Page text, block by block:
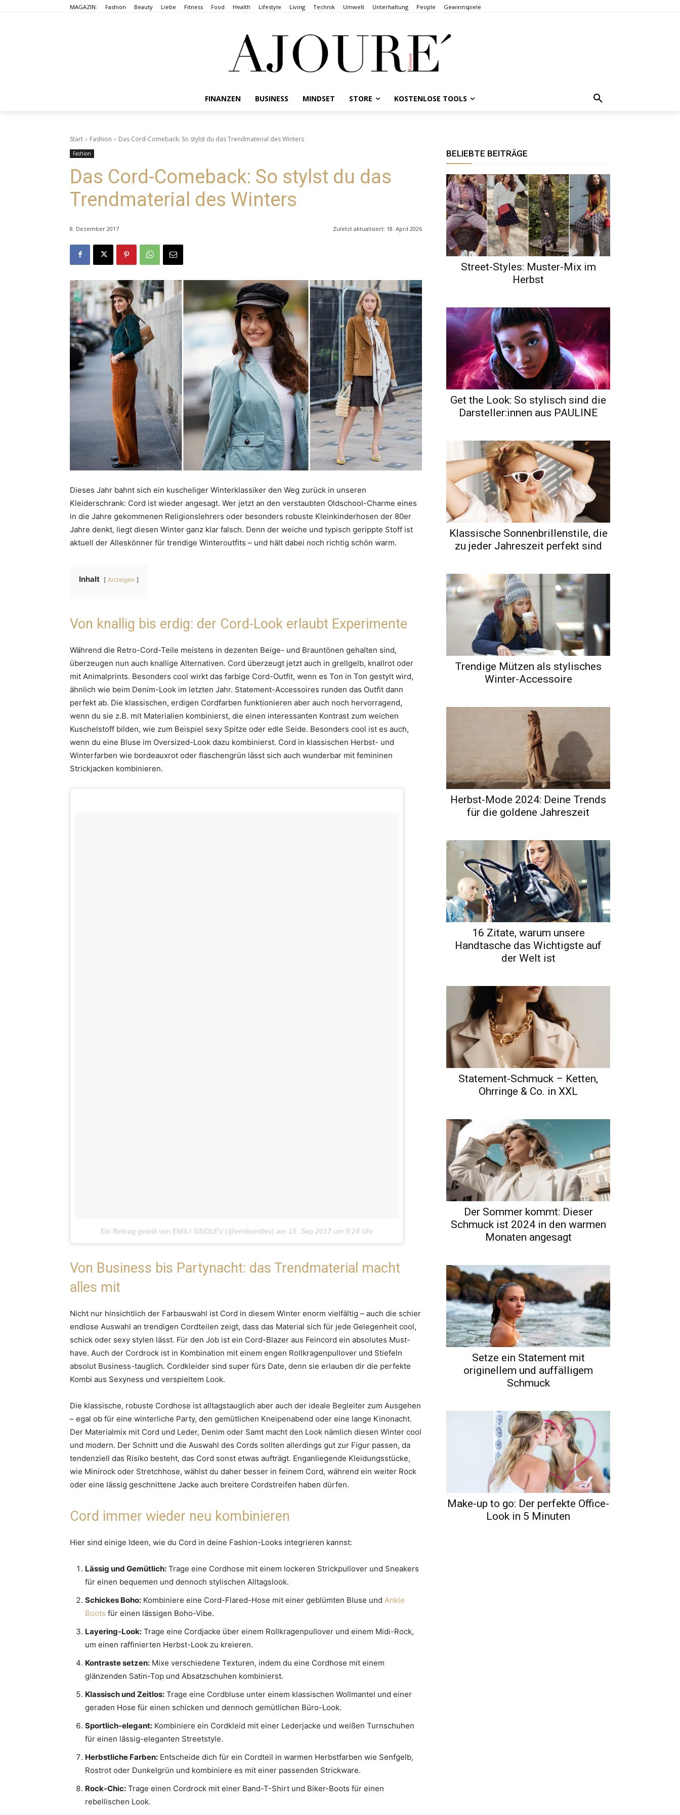
MAGAZIN: Fashion Beauty Liebe Fitness Food Health Lifestyle Living Technik Umwelt Unterhaltung People Gewinnspiele
FINANZEN BUSINESS MINDSET STORE KOSTENLOSE TOOLS
Start Fashion Das Cord-Comeback: So stylst du das Trendmaterial des Winters
Fashion
Das Cord-Comeback: So stylst du das
Trendmaterial des Winters
8. Dezember 2017 Zuletzt aktualisiert: 18. April 2026
Dieses Jahr bahnt sich ein kuscheliger Winterklassiker den Weg zurück in unseren
Kleiderschrank: Cord ist wieder angesagt. Wer jetzt an den verstaubten Oldschool-Charme eines
in die Jahre gekommenen Religionslehrers oder besonders robuste Kleinkinderhosen der 80er
Jahre denkt, liegt diesen Winter ganz klar falsch. Denn der weiche und typisch gerippte Stoff ist
aktuell der Alleskönner für trendige Winteroutfits – und hält dabei noch richtig schön warm.
Inhalt Anzeigen
Von knallig bis erdig: der Cord-Look erlaubt Experimente
Während die Retro-Cord-Teile meistens in dezenten Beige- und Brauntönen gehalten sind,
überzeugen nun auch knallige Alternativen. Cord überzeugt jetzt auch in grellgelb, knallrot oder
mit Animalprints. Besonders cool wirkt das farbige Cord-Outfit, wenn es Ton in Ton gestylt wird,
ähnlich wie beim Denim-Look im letzten Jahr. Statement-Accessoires runden das Outfit dann
perfekt ab. Die klassischen, erdigen Cordfarben funktionieren aber auch noch hervorragend,
wenn du sie z.B. mit Materialien kombinierst, die einen interessanten Kontrast zum weichen
Kuschelstoff bilden, wie zum Beispiel sexy Spitze oder edle Seide. Besonders cool ist es auch,
wenn du eine Bluse im Oversized-Look dazu kombinierst. Cord in klassischen Herbst- und
Winterfarben wie bordeauxrot oder flaschengrün lässt sich auch wunderbar mit femininen
Strickjacken kombinieren.
Ein Beitrag geteilt von EMILI SINDLEV (@emilisindlev) am 19. Sep 2017 um 9:24 Uhr
Von Business bis Partynacht: das Trendmaterial macht
alles mit
Nicht nur hinsichtlich der Farbauswahl ist Cord in diesem Winter enorm vielfältig – auch die schier
endlose Auswahl an trendigen Cordteilen zeigt, dass das Material sich für jede Gelegenheit cool,
schick oder sexy stylen lässt. Für den Job ist ein Cord-Blazer aus Feincord ein absolutes Must-
have. Auch der Cordrock ist in Kombination mit einem engen Rollkragenpullover und Stiefeln
absolut Business-tauglich. Cordkleider sind super fürs Date, denn sie erlauben dir die perfekte
Kombi aus Sexyness und verspieltem Look.
Die klassische, robuste Cordhose ist alltagstauglich aber auch der ideale Begleiter zum Ausgehen
– egal ob für eine winterliche Party, den gemütlichen Kneipenabend oder eine lange Kinonacht.
Der Materialmix mit Cord und Leder, Denim oder Samt macht den Look nämlich diesen Winter cool
und modern. Der Schnitt und die Auswahl des Cords sollten allerdings gut zur Figur passen, da
tendenziell das Risiko besteht, das Cord sonst etwas aufträgt. Enganliegende Kleidungsstücke,
wie Minirock oder Stretchhose, wählst du daher besser in feinem Cord, während ein weiter Rock
oder eine lässig geschnittene Jacke auch breitere Cordstreifen haben dürfen.
Cord immer wieder neu kombinieren
Hier sind einige Ideen, wie du Cord in deine Fashion-Looks integrieren kannst:
Lässig und Gemütlich: Trage eine Cordhose mit einem lockeren Strickpullover und Sneakers
für einen bequemen und dennoch stylischen Alltagslook.
Schickes Boho: Kombiniere eine Cord-Flared-Hose mit einer geblümten Bluse und Ankle
Boots für einen lässigen Boho-Vibe.
Layering-Look: Trage eine Cordjacke über einem Rollkragenpullover und einem Midi-Rock,
um einen raffinierten Herbst-Look zu kreieren.
Kontraste setzen: Mixe verschiedene Texturen, indem du eine Cordhose mit einem
glänzenden Satin-Top und Absatzschuhen kombinierst.
Klassisch und Zeitlos: Trage eine Cordbluse unter einem klassischen Wollmantel und einer
geraden Hose für einen schicken und dennoch gemütlichen Büro-Look.
Sportlich-elegant: Kombiniere ein Cordkleid mit einer Lederjacke und weißen Turnschuhen
für einen lässig-eleganten Streetstyle.
Herbstliche Farben: Entscheide dich für ein Cordteil in warmen Herbstfarben wie Senfgelb,
Rostrot oder Dunkelgrün und kombiniere es mit einer passenden Strickware.
Rock-Chic: Trage einen Cordrock mit einer Band-T-Shirt und Biker-Boots für einen
rebellischen Look.
BELIEBTE BEITRÄGE
Street-Styles: Muster-Mix im
Herbst
Get the Look: So stylisch sind die
Darsteller:innen aus PAULINE
Klassische Sonnenbrillenstile, die
zu jeder Jahreszeit perfekt sind
Trendige Mützen als stylisches
Winter-Accessoire
Herbst-Mode 2024: Deine Trends
für die goldene Jahreszeit
16 Zitate, warum unsere
Handtasche das Wichtigste auf
der Welt ist
Statement-Schmuck – Ketten,
Ohrringe & Co. in XXL
Der Sommer kommt: Dieser
Schmuck ist 2024 in den warmen
Monaten angesagt
Setze ein Statement mit
originellem und auffälligem
Schmuck
Make-up to go: Der perfekte Office-
Look in 5 Minuten